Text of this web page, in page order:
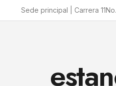
Sede principal | Carrera